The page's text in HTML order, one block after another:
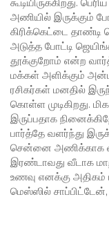
கூடியிருக்கிறது.
அணியில் இருக்கும்
கிரிக்கெட்டை தாண்டி
அடுத்த போட்டி
தூக்குறோம் என்ற
மக்கள் அளிக்கும்
ரசிகர்கள் மனதில்
கொள்ள முடிகிறது.
இருப்பதாக
பார்த்தே வளர்ந்து
சென்னை அணிக்காக
இரண்டாவது வீடாக
உணவு எனக்கு அதிகம்
மெஸ்ஸில்